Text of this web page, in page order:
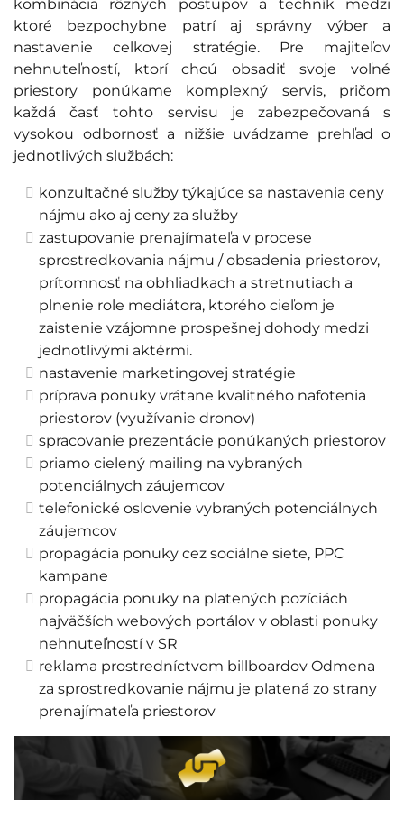
kombinácia rôznych postupov a techník medzi
ktoré bezpochybne patrí aj správny výber a
nastavenie celkovej stratégie. Pre majiteľov
nehnuteľností, ktorí chcú obsadiť svoje voľné
priestory ponúkame komplexný servis, pričom
každá časť tohto servisu je zabezpečovaná s
vysokou odbornosť a nižšie uvádzame prehľad o
jednotlivých službách:
konzultačné služby týkajúce sa nastavenia ceny
nájmu ako aj ceny za služby
zastupovanie prenajímateľa v procese
sprostredkovania nájmu / obsadenia priestorov,
prítomnosť na obhliadkach a stretnutiach a
plnenie role mediátora, ktorého cieľom je
zaistenie vzájomne prospešnej dohody medzi
jednotlivými aktérmi.
nastavenie marketingovej stratégie
príprava ponuky vrátane kvalitného nafotenia
priestorov (využívanie dronov)
spracovanie prezentácie ponúkaných priestorov
priamo cielený mailing na vybraných
potenciálnych záujemcov
telefonické oslovenie vybraných potenciálnych
záujemcov
propagácia ponuky cez sociálne siete, PPC
kampane
propagácia ponuky na platených pozíciách
najväčších webových portálov v oblasti ponuky
nehnuteľností v SR
reklama prostredníctvom billboardov Odmena
za sprostredkovanie nájmu je platená zo strany
prenajímateľa priestorov